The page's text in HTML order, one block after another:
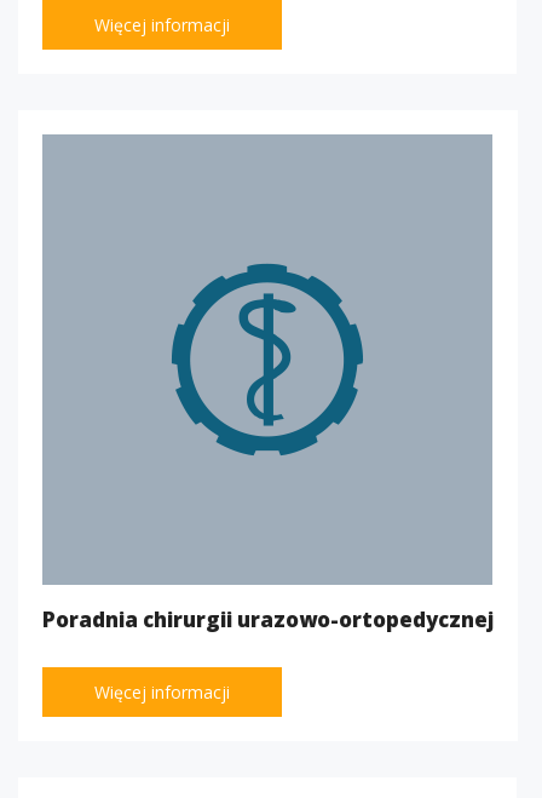
Więcej informacji
Poradnia chirurgii urazowo-ortopedycznej
Więcej informacji